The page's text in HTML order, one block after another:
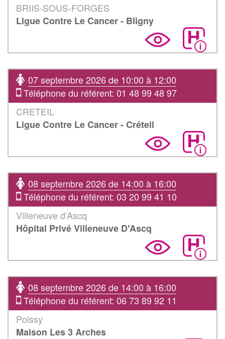
BRIIS-SOUS-FORGES
Ligue Contre Le Cancer - Bligny
07 septembre 2026 de 10:00 à 12:00
Téléphone du référent: 01 48 99 48 97
CRETEIL
Ligue Contre Le Cancer - Créteil
08 septembre 2026 de 14:00 à 16:00
Téléphone du référent: 03 20 99 41 10
Villeneuve d’Ascq
Hôpital Privé Villeneuve D'Ascq
08 septembre 2026 de 14:00 à 16:00
Téléphone du référent: 06 73 89 92 11
Poissy
Maison Les 3 Arches